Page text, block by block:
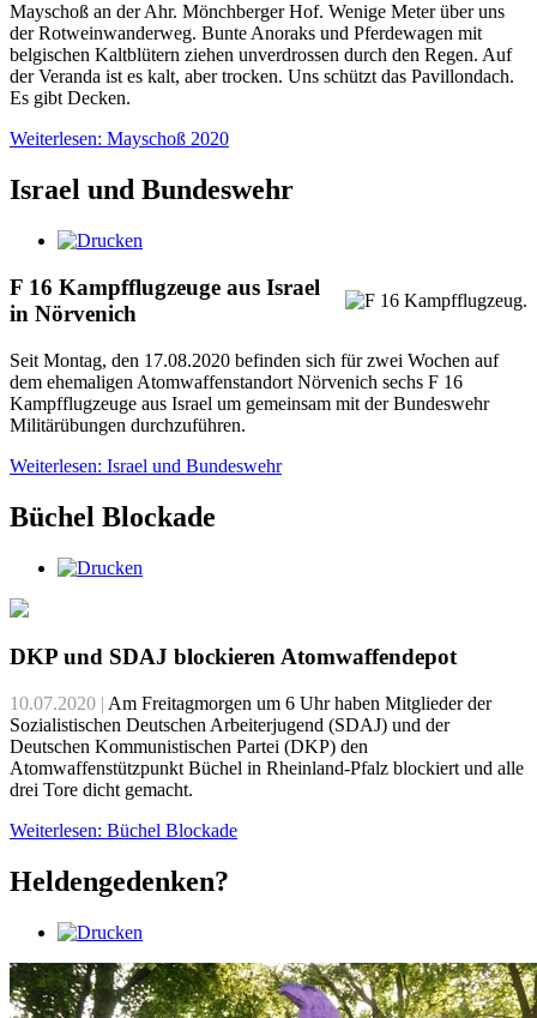
Mayschoß an der Ahr. Mönchberger Hof. Wenige Meter über uns
der Rotweinwanderweg. Bunte Anoraks und Pferdewagen mit
belgischen Kaltblütern ziehen unverdrossen durch den Regen. Auf
der Veranda ist es kalt, aber trocken. Uns schützt das Pavillondach.
Es gibt Decken.
Weiterlesen: Mayschoß 2020
Israel und Bundeswehr
F 16 Kampfflugzeuge aus Israel
in Nörvenich
Seit Montag, den 17.08.2020 befinden sich für zwei Wochen auf
dem ehemaligen Atomwaffenstandort Nörvenich sechs F 16
Kampfflugzeuge aus Israel um gemeinsam mit der Bundeswehr
Militärübungen durchzuführen.
Weiterlesen: Israel und Bundeswehr
Büchel Blockade
DKP und SDAJ blockieren Atomwaffendepot
10.07.2020 | Am Freitagmorgen um 6 Uhr haben Mitglieder der
Sozialistischen Deutschen Arbeiterjugend (SDAJ) und der
Deutschen Kommunistischen Partei (DKP) den
Atomwaffenstützpunkt Büchel in Rheinland-Pfalz blockiert und alle
drei Tore dicht gemacht.
Weiterlesen: Büchel Blockade
Heldengedenken?